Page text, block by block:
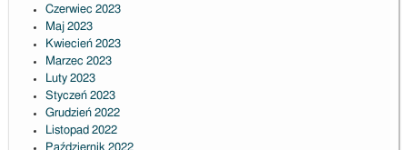
Czerwiec 2023
Maj 2023
Kwiecień 2023
Marzec 2023
Luty 2023
Styczeń 2023
Grudzień 2022
Listopad 2022